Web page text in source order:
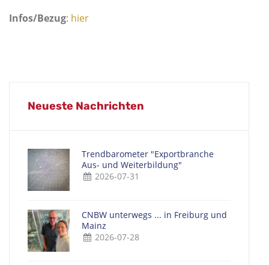
Infos/Bezug: hier
Neueste Nachrichten
Trendbarometer "Exportbranche
Aus- und Weiterbildung"
2026-07-31
CNBW unterwegs ... in Freiburg und
Mainz
2026-07-28